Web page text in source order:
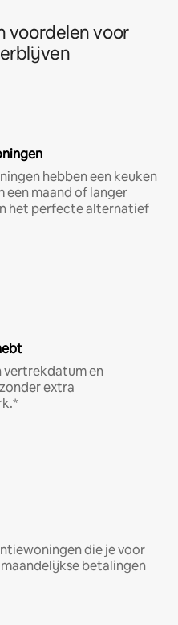
voordelen voor
hebben een keuken
een maand of langer
het perfecte alternatief
vertrekdatum en
extra
die je voor
betalingen